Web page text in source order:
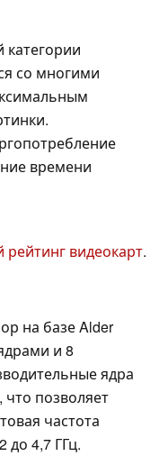
категории
со многими
времени
видеокарт.
на базе Alder
и 8
ядра
позволяет
частота
до 4,7 ГГц.